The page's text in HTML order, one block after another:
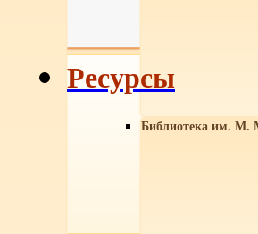
Библиотека им. М.
Ресурсы